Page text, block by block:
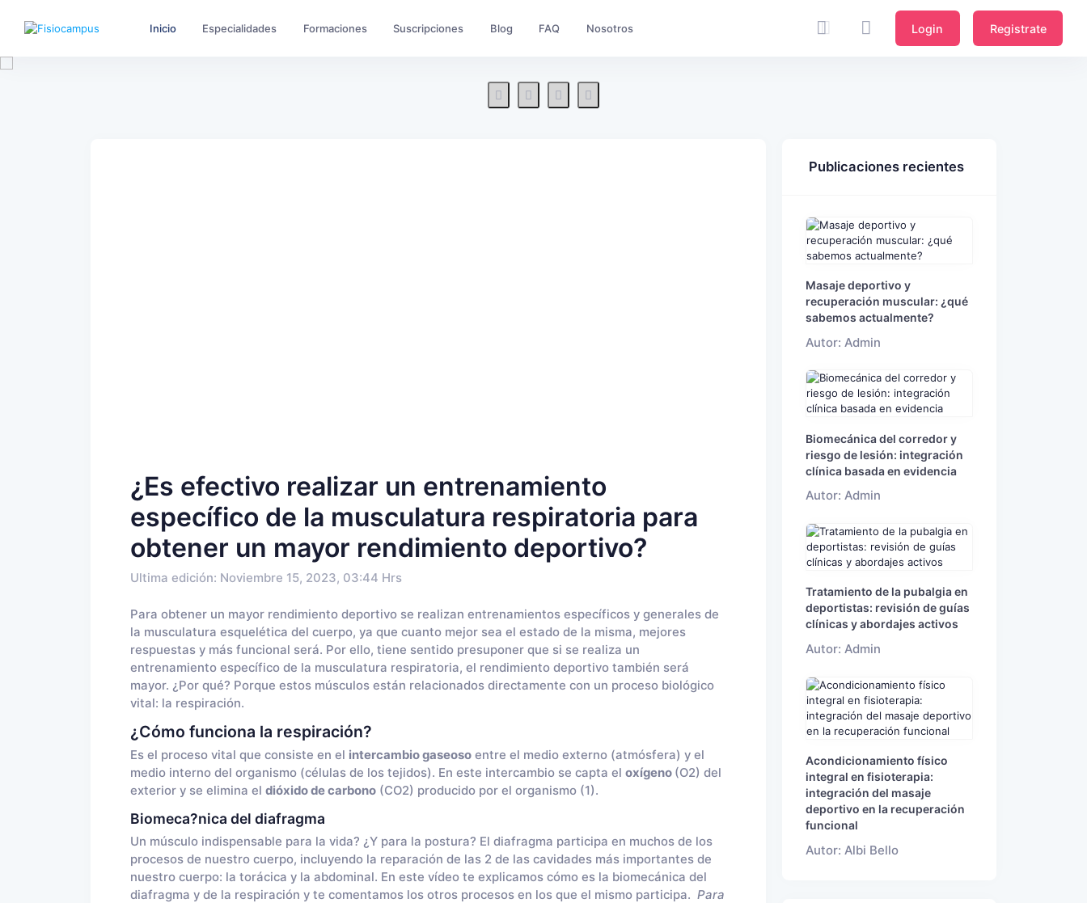
Inicio Especialidades Formaciones Suscripciones Blog FAQ Nosotros Login Registrate
¿Es efectivo realizar un entrenamiento
específico de la musculatura respiratoria para
obtener un mayor rendimiento deportivo?
Ultima edición: Noviembre 15, 2023, 03:44 Hrs
Para obtener un mayor rendimiento deportivo se realizan entrenamientos específicos y generales de
la musculatura esquelética del cuerpo, ya que cuanto mejor sea el estado de la misma, mejores
respuestas y más funcional será. Por ello, tiene sentido presuponer que si se realiza un
entrenamiento específico de la musculatura respiratoria, el rendimiento deportivo también será
mayor. ¿Por qué? Porque estos músculos están relacionados directamente con un proceso biológico
vital: la respiración.
¿Cómo funciona la respiración?
Es el proceso vital que consiste en el intercambio gaseosoentre el medio externo (atmósfera) y el
medio interno del organismo (células de los tejidos). En este intercambio se capta el oxígeno (O2) del
exterior y se elimina el dióxido de carbono(CO2) producido por el organismo (1).
Biomeca?nica del diafragma
Un músculo indispensable para la vida? ¿Y para la postura? El diafragma participa en muchos de los
procesos de nuestro cuerpo, incluyendo la reparación de las 2 de las cavidades más importantes de
nuestro cuerpo: la torácica y la abdominal. En este vídeo te explicamos cómo es la biomecánica del
diafragma y de la respiración y te comentamos los otros procesos en los que el mismo participa. Para
Publicaciones recientes
Masaje deportivo y
recuperación muscular: ¿qué
sabemos actualmente?
Autor: Admin
Biomecánica del corredor y
riesgo de lesión: integración
clínica basada en evidencia
Autor: Admin
Tratamiento de la pubalgia en
deportistas: revisión de guías
clínicas y abordajes activos
Autor: Admin
Acondicionamiento físico
integral en fisioterapia:
integración del masaje
deportivo en la recuperación
funcional
Autor: Albi Bello